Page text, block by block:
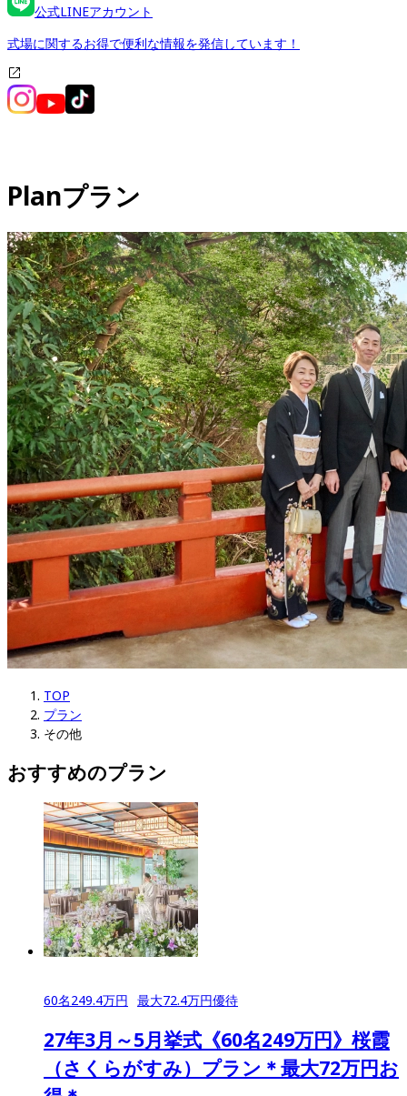
公式LINEアカウント
式場に関するお得で便利な情報を発信しています！
Planプラン
TOP
プラン
その他
おすすめのプラン
60名249.4万円 最大72.4万円優待
27年3月～5月挙式《60名249万円》桜霞
（さくらがすみ）プラン＊最大72万円お